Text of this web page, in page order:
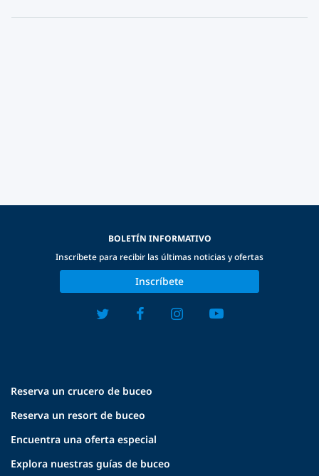
Reserva un crucero de buceo
Reserva un resort de buceo
Encuentra una oferta especial
Explora nuestras guías de buceo
BOLETÍN INFORMATIVO
Inscríbete para recibir las últimas noticias y ofertas
Inscríbete